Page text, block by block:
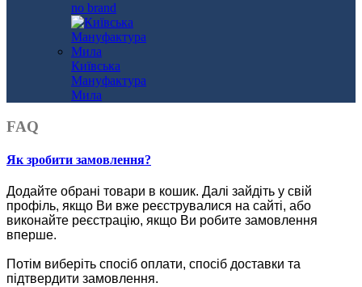
no brand
Київська
Мануфактура
Мила
FAQ
Як зробити замовлення?
Додайте обрані товари в кошик. Далі зайдіть у свій
профіль, якщо Ви вже реєструвалися на сайті, або
виконайте реєстрацію, якщо Ви робите замовлення
вперше.
Потім виберіть спосіб оплати, спосіб доставки та
підтвердити замовлення.